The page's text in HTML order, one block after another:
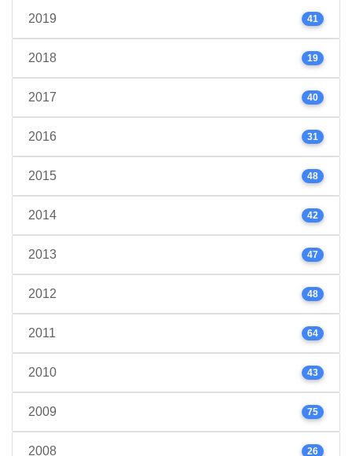
2019 41
2018 19
2017 40
2016 31
2015 48
2014 42
2013 47
2012 48
2011 64
2010 43
2009 75
2008 26